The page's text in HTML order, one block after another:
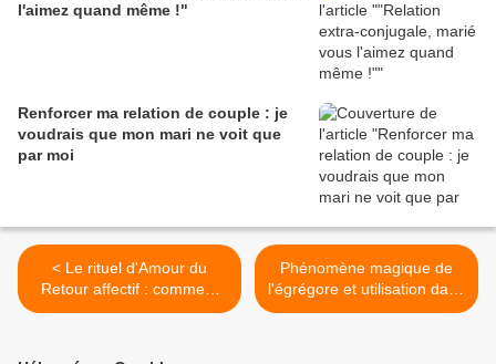
l'aimez quand même !"
Renforcer ma relation de couple : je
voudrais que mon mari ne voit que
par moi
< Le rituel d'Amour du
Retour affectif : comment
envoûter ses sentiments
Phénomène magique de
l'égrégore et utilisation dans
les rituels >